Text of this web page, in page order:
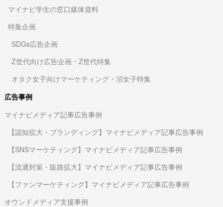
マイナビ学生の窓口媒体資料
特集企画
SDGs広告企画
Z世代向け広告企画・Z世代特集
オタク女子向けマーケティング・沼女子特集
広告事例
マイナビメディア記事広告事例
【認知拡大・ブランディング】マイナビメディア記事広告事例
【SNSマーケティング】マイナビメディア記事広告事例
【流通対策・販路拡大】マイナビメディア記事広告事例
【ファンマーケティング】マイナビメディア記事広告事例
オウンドメディア支援事例